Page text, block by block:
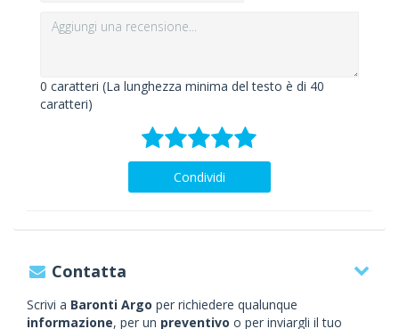
0 caratteri (La lunghezza minima del testo è di 40
caratteri)
Condividi
Contatta
Scrivi a Baronti Argo per richiedere qualunque
informazione, per un preventivo o per inviargli il tuo